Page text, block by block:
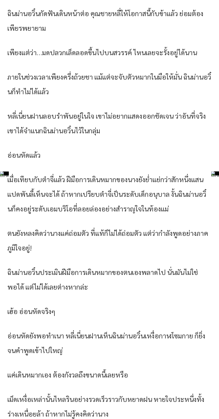
ฉินม่านอวิ๋นกัดฟันเดินหน้าต่อ คุณชายหลี่ให้โอกาสนี้กับข้าแล้ว ย่อมต้อง
เพียรพยายาม
เพียงแต่ว่า…มดปลวกเล็ดลอดขึ้นไปบนสวรรค์ ไหนเลยจะรั้งอยู่ได้นาน
ภายในช่วงเวลาเพียงครึ่งถ้วยชา แม้แต่จะจับตัวหมากในมือให้มั่น ฉินม่านอวิ๋
นก็ทำไม่ได้แล้ว
หลี่เนี่ยนฝานลอบรำพันอยู่ในใจ เขาไม่อยากแสดงออกชัดเจน ว่าอันที่จริง
เขาได้จำแนกฉินม่านอวิ๋นไว้ในกลุ่ม
อ่อนหัดแล้ว
เมื่อเทียบกับต๋าจี่แล้ว ฝีมือการเดินหมากของนางยังย่ำแย่กว่าสักหนึ่งแสน
แปดพันลี้เห็นจะได้ ถ้าหากเปรียบต๋าจี่เป็นระดับเด็กอนุบาล งั้นฉินม่านอวิ๋
นก็คงอยู่ระดับเอมบริโอที่ลอยล่องอย่างสำราญใจในท้องแม่
ตนยังหลงคิดว่านางแค่ถ่อมตัว ที่แท้ก็ไม่ได้ถ่อมตัว แต่ว่ากำลังพูดอย่างภาค
ภูมิใจอยู่!
ฉินม่านอวิ๋นประเมินฝีมือการเดินหมากของตนเองพลาดไป นั่นมันไม่ใช่
พอได้ แต่ไม่ได้เลยต่างหากล่ะ
เฮ้อ อ่อนหัดจริงๆ
อ่อนหัดยังพอทำเนา หลี่เนี่ยนฝานเห็นฉินม่านอวิ๋นเหงื่อกาฬโซมกาย ก็ยิ่ง
จนคำพูดเข้าไปใหญ่
แค่เดินหมากเอง ต้องกังวลถึงขนาดนี้เลยหรือ
เม็ดเหงื่อเหล่านั้นไหลรินอย่างรวดเร็วราวกับหยาดฝน หายใจประหนึ่งทั้ง
ร่างเหนื่อยล้า ถ้าหากไม่รู้คงคิดว่านาง